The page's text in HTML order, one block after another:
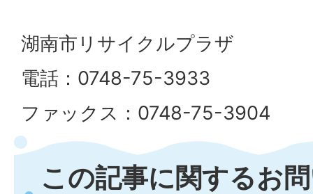
湖南市リサイクルプラザ
電話：0748-75-3933
ファックス：0748-75-3904
この記事に関するお